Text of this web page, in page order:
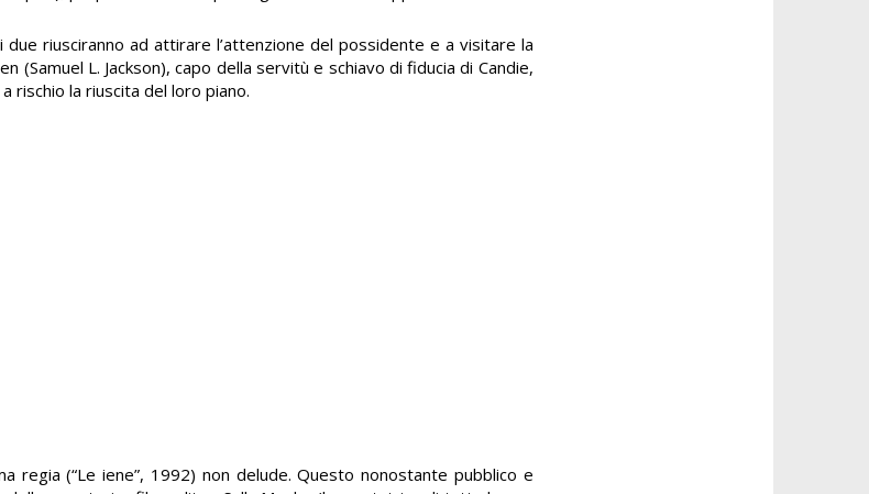
riusciranno ad attirare l’attenzione del possidente e a visitare la
(Samuel L. Jackson), capo della servitù e schiavo di fiducia di Candie,
rischio la riuscita del loro piano.
regia (“Le iene”, 1992) non delude. Questo nonostante pubblico e